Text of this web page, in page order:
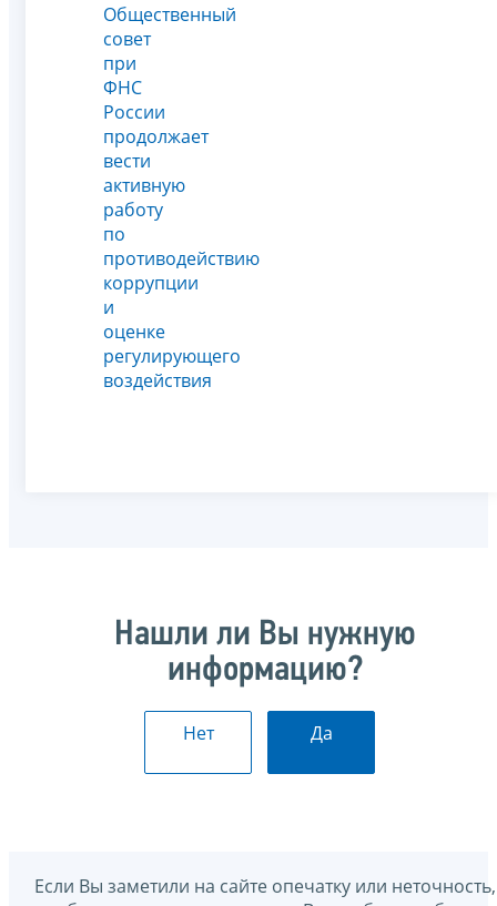
Общественный
совет
при
ФНС
России
продолжает
вести
активную
работу
по
противодействию
коррупции
и
оценке
регулирующего
воздействия
Нашли ли Вы нужную
информацию?
Нет Да
Если Вы заметили на сайте опечатку или неточность,